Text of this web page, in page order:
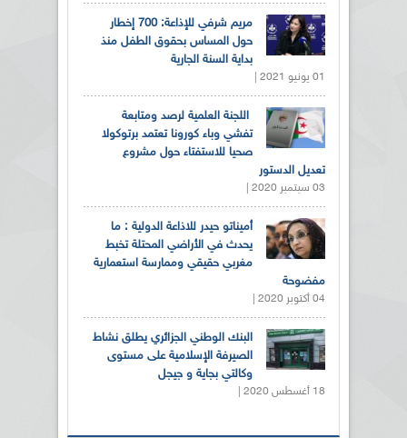
مريم شرفي للإذاعة: 700 إخطار
حول المساس بحقوق الطفل منذ
بداية السنة الجارية
01 يونيو 2021 |
اللجنة العلمية لرصد ومتابعة
تفشي وباء كورونا تعتمد برتوكولا
صحيا للاستفتاء حول مشروع
تعديل الدستور
03 سبتمبر 2020 |
أميناتو حيدر للاذاعة الدولية : ما
يحدث في الأراضي المحتلة تخبط
مغربي حقيقي وممارسة استعمارية
مفضوحة
04 أكتوبر 2020 |
البنك الوطني الجزائري يطلق نشاط
الصيرفة الإسلامية على مستوى
وكالتي بجاية و جيجل
18 أغسطس 2020 |